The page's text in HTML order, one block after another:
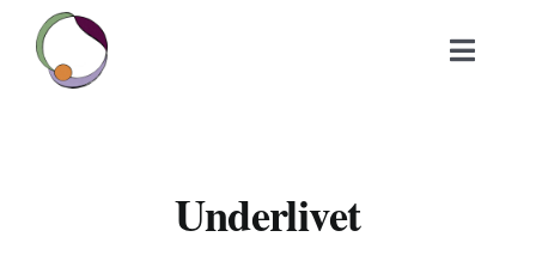
Fortsätt
innehållet
Toggle
Underlivet